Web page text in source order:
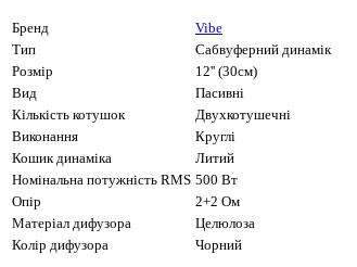
Бренд
Vibe
Тип
Сабвуферний динамік
Розмір
12'' (30см)
Вид
Пасивні
Кількість котушок
Двухкотушечні
Виконання
Круглі
Кошик динаміка
Литий
Номінальна потужність RMS 500 Вт
Опір
2+2 Ом
Матеріал дифузора
Целюлоза
Колір дифузора
Чорний